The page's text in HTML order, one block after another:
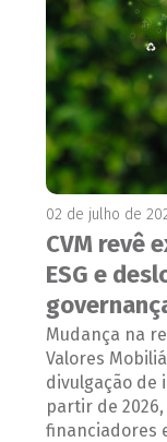
02 de julho de
CVM revê
ESG e
Mudança na
Valores
divulgação de
partir de
financiadores